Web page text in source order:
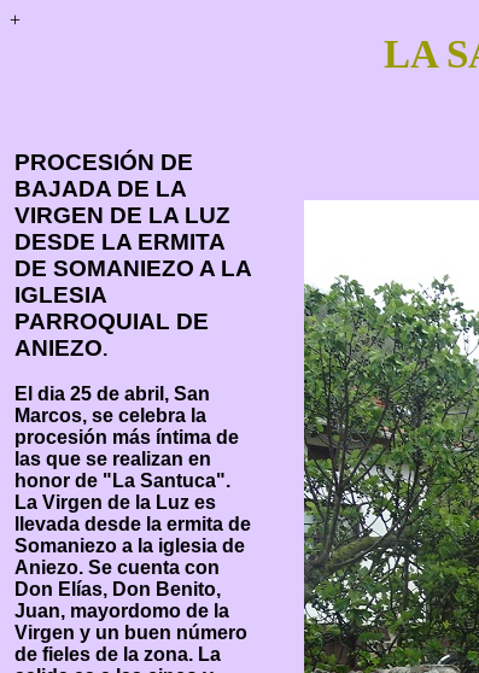
+
LA
PROCESIÓN DE
BAJADA DE LA
VIRGEN DE LA LUZ
DESDE LA ERMITA
DE SOMANIEZO A LA
IGLESIA
PARROQUIAL DE
ANIEZO.
El dia 25 de abril, San
Marcos, se celebra la
procesión más íntima de
las que se realizan en
honor de "La Santuca".
La Virgen de la Luz es
llevada desde la ermita de
Somaniezo a la iglesia de
Aniezo. Se cuenta con
Don Elías, Don Benito,
Juan, mayordomo de la
Virgen y un buen número
de fieles de la zona. La